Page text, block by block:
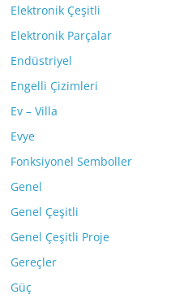
Elektronik Çeşitli
Elektronik Parçalar
Endüstriyel
Engelli Çizimleri
Ev – Villa
Evye
Fonksiyonel Semboller
Genel
Genel Çeşitli
Genel Çeşitli Proje
Gereçler
Güç